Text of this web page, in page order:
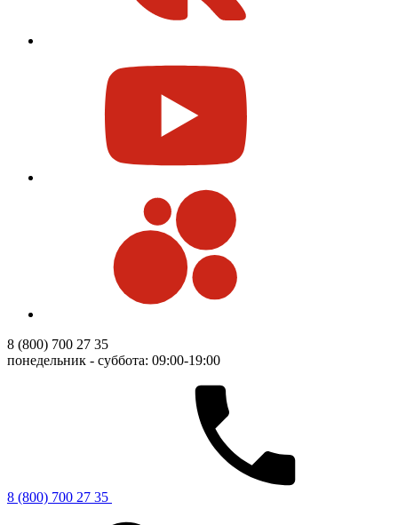
8 (800) 700 27 35
понедельник - суббота: 09:00-19:00
8 (800) 700 27 35